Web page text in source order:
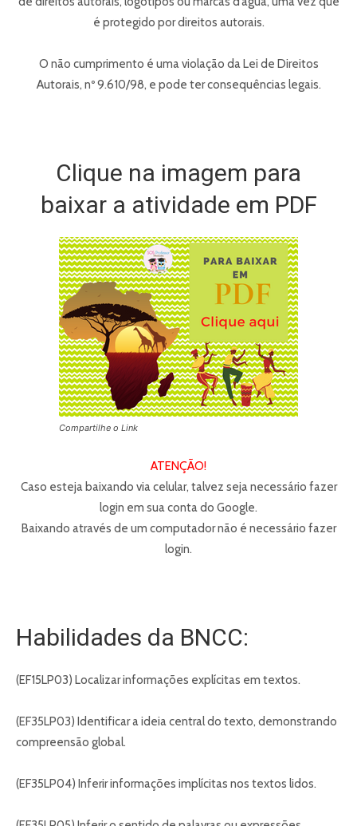
é protegido por direitos autorais.
O não cumprimento é uma violação da Lei de Direitos
Autorais, nº 9.610/98, e pode ter consequências legais.
Clique na imagem para
baixar a atividade em PDF
Compartilhe o Link
ATENÇÃO!
Caso esteja baixando via celular, talvez seja necessário fazer
login em sua conta do Google.
Baixando através de um computador não é necessário fazer
login.
Habilidades da BNCC:
(EF15LP03) Localizar informações explícitas em textos.
(EF35LP03) Identificar a ideia central do texto, demonstrando
compreensão global.
(EF35LP04) Inferir informações implícitas nos textos lidos.